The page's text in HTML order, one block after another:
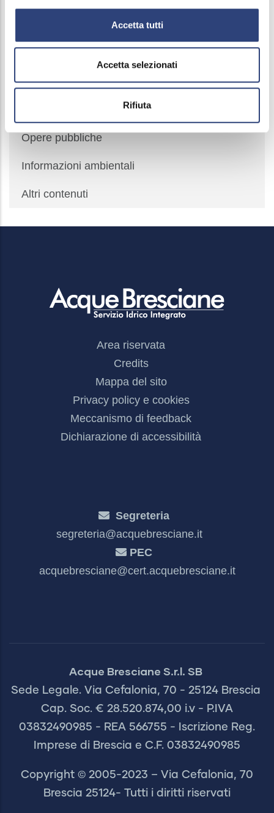
Accetta tutti
Accetta selezionati
Rifiuta
Costi contabilizzati
Standard qualità contrattuale del servizio idrico
integrato
Opere pubbliche
Informazioni ambientali
Altri contenuti
Area riservata
Credits
Mappa del sito
Privacy policy e cookies
Meccanismo di feedback
Dichiarazione di accessibilità
Segreteria
segreteria@acquebresciane.it
PEC
acquebresciane@cert.acquebresciane.it
Acque Bresciane S.r.l. SB
Sede Legale. Via Cefalonia, 70 - 25124 Brescia
Cap. Soc. € 28.520.874,00 i.v - P.IVA
03832490985 - REA 566755 - Iscrizione Reg.
Imprese di Brescia e C.F. 03832490985
Copyright © 2005-2023 – Via Cefalonia, 70
Brescia 25124- Tutti i diritti riservati